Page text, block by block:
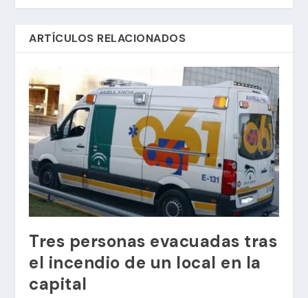
ARTÍCULOS RELACIONADOS
Tres personas evacuadas tras
el incendio de un local en la
capital